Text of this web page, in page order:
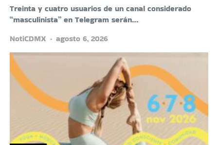
Treinta y cuatro usuarios de un canal considerado
“masculinista” en Telegram serán…
NotiCDMX
agosto 6, 2026